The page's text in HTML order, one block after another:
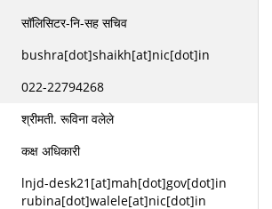
सॉलिसिटर-नि-सह सचिव
bushra[dot]shaikh[at]nic[dot]in
022-22794268
श्रीमती. रूविना वलेले
कक्ष अधिकारी
lnjd-desk21[at]mah[dot]gov[dot]in
rubina[dot]walele[at]nic[dot]in